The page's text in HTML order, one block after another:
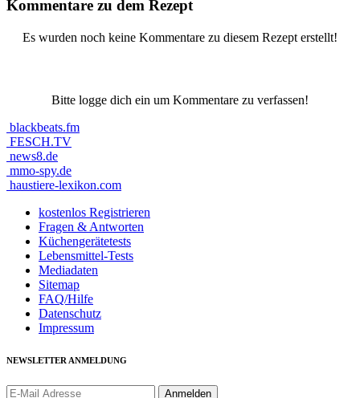
Kommentare zu dem Rezept
Es wurden noch keine Kommentare zu diesem Rezept erstellt!
Bitte logge dich ein um Kommentare zu verfassen!
blackbeats.fm
FESCH.TV
news8.de
mmo-spy.de
haustiere-lexikon.com
kostenlos Registrieren
Fragen & Antworten
Küchengerätetests
Lebensmittel-Tests
Mediadaten
Sitemap
FAQ/Hilfe
Datenschutz
Impressum
NEWSLETTER ANMELDUNG